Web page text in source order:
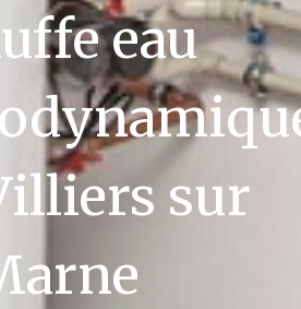
eau
sur